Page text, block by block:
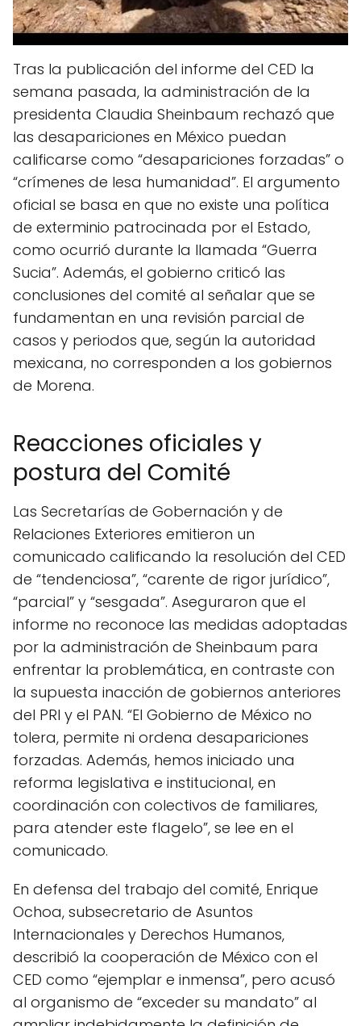
Tras la publicación del informe del CED la
semana pasada, la administración de la
presidenta Claudia Sheinbaum rechazó que
las desapariciones en México puedan
calificarse como “desapariciones forzadas” o
“crímenes de lesa humanidad”. El argumento
oficial se basa en que no existe una política
de exterminio patrocinada por el Estado,
como ocurrió durante la llamada “Guerra
Sucia”. Además, el gobierno criticó las
conclusiones del comité al señalar que se
fundamentan en una revisión parcial de
casos y periodos que, según la autoridad
mexicana, no corresponden a los gobiernos
de Morena.
Reacciones oficiales y
postura del Comité
Las Secretarías de Gobernación y de
Relaciones Exteriores emitieron un
comunicado calificando la resolución del CED
de “tendenciosa”, “carente de rigor jurídico”,
“parcial” y “sesgada”. Aseguraron que el
informe no reconoce las medidas adoptadas
por la administración de Sheinbaum para
enfrentar la problemática, en contraste con
la supuesta inacción de gobiernos anteriores
del PRI y el PAN. “El Gobierno de México no
tolera, permite ni ordena desapariciones
forzadas. Además, hemos iniciado una
reforma legislativa e institucional, en
coordinación con colectivos de familiares,
para atender este flagelo”, se lee en el
comunicado.
En defensa del trabajo del comité, Enrique
Ochoa, subsecretario de Asuntos
Internacionales y Derechos Humanos,
describió la cooperación de México con el
CED como “ejemplar e inmensa”, pero acusó
al organismo de “exceder su mandato” al